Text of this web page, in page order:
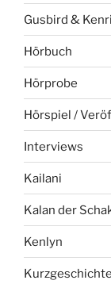
Gusbird &
Hörbuch
Hörprobe
Hörspiel /
Interviews
Kailani
Kalan der
Kenlyn